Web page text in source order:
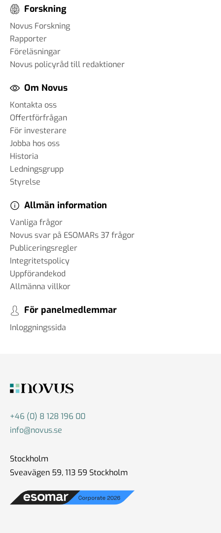
Forskning
Novus Forskning
Rapporter
Föreläsningar
Novus policyråd till redaktioner
Om Novus
Kontakta oss
Offertförfrågan
För investerare
Jobba hos oss
Historia
Ledningsgrupp
Styrelse
Allmän information
Vanliga frågor
Novus svar på ESOMARs 37 frågor
Publiceringsregler
Integritetspolicy
Uppförandekod
Allmänna villkor
För panelmedlemmar
Inloggningssida
+46 (0) 8 128 196 00
info@novus.se
Stockholm
Sveavägen 59, 113 59 Stockholm